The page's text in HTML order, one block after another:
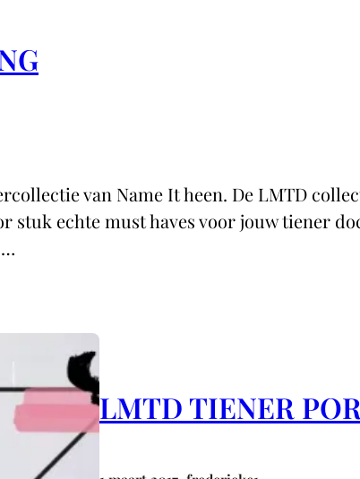
van Name It heen. De LMTD
echte must haves voor jouw tiener
LMTD TIENER